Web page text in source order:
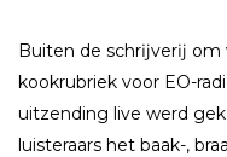
Buiten de schrĳverĳ
kookrubriek voor EO-
uitzending live werd
luisteraars het baak-,